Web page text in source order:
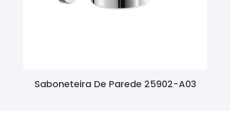
Saboneteira De Parede 25902-A03